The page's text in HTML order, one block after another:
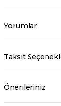
Yorumlar
Taksit
Önerileriniz